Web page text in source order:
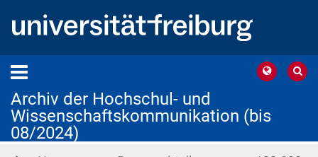
Archiv der Hochschul- und
Wissenschaftskommunikation (bis
08/2024)